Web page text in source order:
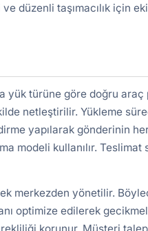
düzenli taşımacılık için
yük türüne göre doğru araç
netleştirilir. Yükleme
yapılarak gönderinin
modeli kullanılır. Teslimat
merkezden yönetilir.
optimize edilerek
korunur. Müşteri